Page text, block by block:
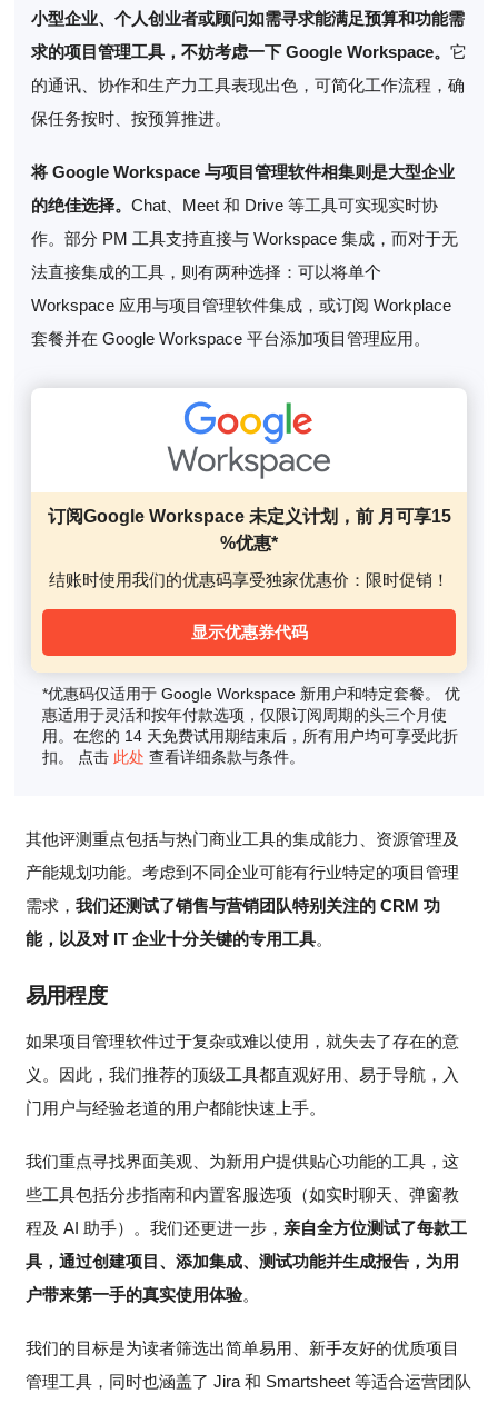
小型企业、个人创业者或顾问如需寻求能满足预算和功能需
求的项目管理工具，不妨考虑一下 Google Workspace。 它
的通讯、协作和生产力工具表现出色，可简化工作流程，确
保任务按时、按预算推进。
将 Google Workspace 与项目管理软件相集则是大型企业
的绝佳选择。 Chat、Meet 和 Drive 等工具可实现实时协
作。部分 PM 工具支持直接与 Workspace 集成，而对于无
法直接集成的工具，则有两种选择：可以将单个
Workspace 应用与项目管理软件集成，或订阅 Workplace
套餐并在 Google Workspace 平台添加项目管理应用。
订阅Google Workspace 未定义计划，前 月可享15
%优惠*
结账时使用我们的优惠码享受独家优惠价：限时促销！
显示优惠券代码
*优惠码仅适用于 Google Workspace 新用户和特定套餐。 优
惠适用于灵活和按年付款选项，仅限订阅周期的头三个月使
用。在您的 14 天免费试用期结束后，所有用户均可享受此折
扣。 点击 此处 查看详细条款与条件。
其他评测重点包括与热门商业工具的集成能力、资源管理及
产能规划功能。考虑到不同企业可能有行业特定的项目管理
需求， 我们还测试了销售与营销团队特别关注的 CRM 功
能，以及对 IT 企业十分关键的专用工具。
易用程度
如果项目管理软件过于复杂或难以使用，就失去了存在的意
义。因此，我们推荐的顶级工具都直观好用、易于导航，入
门用户与经验老道的用户都能快速上手。
我们重点寻找界面美观、为新用户提供贴心功能的工具，这
些工具包括分步指南和内置客服选项（如实时聊天、弹窗教
程及 AI 助手）。我们还更进一步， 亲自全方位测试了每款工
具，通过创建项目、添加集成、测试功能并生成报告，为用
户带来第一手的真实使用体验。
我们的目标是为读者筛选出简单易用、新手友好的优质项目
管理工具，同时也涵盖了 Jira 和 Smartsheet 等适合运营团队